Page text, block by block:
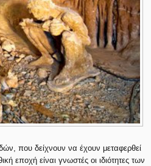
που δείχνουν να έχουν μεταφερθεί
εποχή είναι γνωστές οι ιδιότητες των